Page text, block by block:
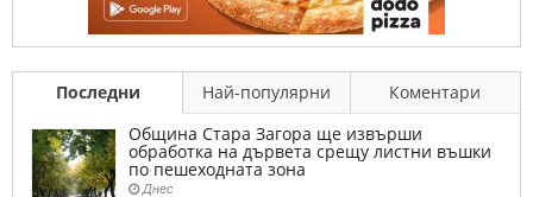
Последни Най-популярни
Коментари
Община Стара Загора ще извърши
обработка на дървета срещу листни въшки
по пешеходната зона
Днес